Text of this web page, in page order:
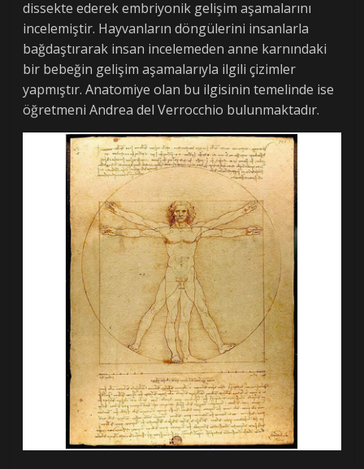
dissekte ederek embriyonik gelişim aşamalarını
incelemiştir. Hayvanların döngülerini insanlarla
bağdaştırarak insan incelemeden anne karnındaki
bir bebeğin gelişim aşamalarıyla ilgili çizimler
yapmıştır. Anatomiye olan bu ilgisinin temelinde ise
öğretmeni Andrea del Verrocchio bulunmaktadır.